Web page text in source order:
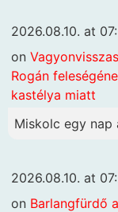
2026.08.10. at
on
Rogán
kastélya miatt
Miskolc egy nap
2026.08.10. at
on Barlangfürdő